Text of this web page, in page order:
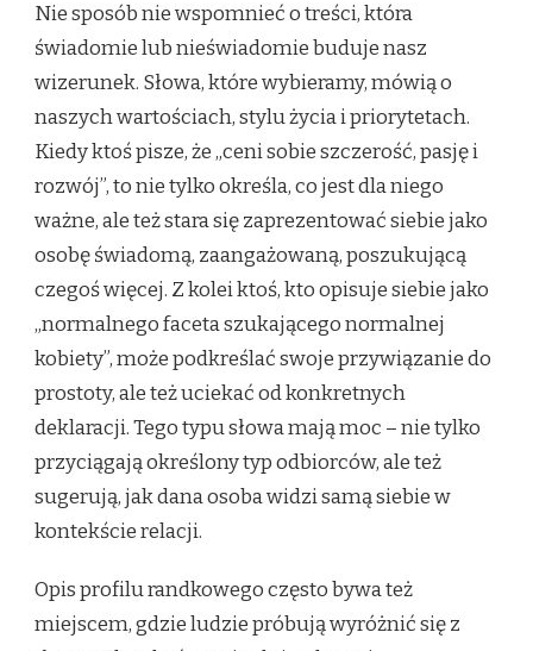
Nie sposób nie wspomnieć o treści, która
świadomie lub nieświadomie buduje nasz
wizerunek. Słowa, które wybieramy, mówią o
naszych wartościach, stylu życia i priorytetach.
Kiedy ktoś pisze, że „ceni sobie szczerość, pasję i
rozwój”, to nie tylko określa, co jest dla niego
ważne, ale też stara się zaprezentować siebie jako
osobę świadomą, zaangażowaną, poszukującą
czegoś więcej. Z kolei ktoś, kto opisuje siebie jako
„normalnego faceta szukającego normalnej
kobiety”, może podkreślać swoje przywiązanie do
prostoty, ale też uciekać od konkretnych
deklaracji. Tego typu słowa mają moc – nie tylko
przyciągają określony typ odbiorców, ale też
sugerują, jak dana osoba widzi samą siebie w
kontekście relacji.
Opis profilu randkowego często bywa też
miejscem, gdzie ludzie próbują wyróżnić się z